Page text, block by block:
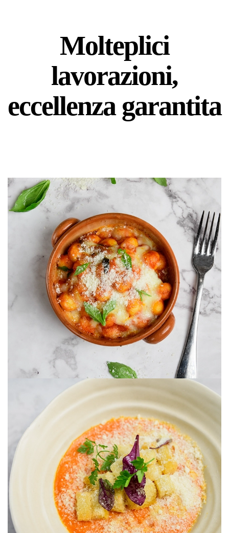
Molteplici
lavorazioni,
eccellenza garantita